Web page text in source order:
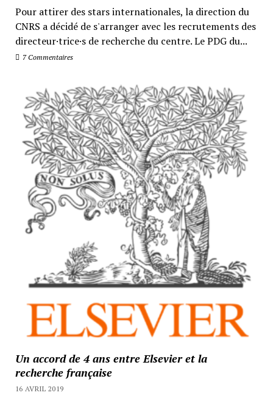
Pour attirer des stars internationales, la direction du
CNRS a décidé de s'arranger avec les recrutements des
directeur·trice·s de recherche du centre. Le PDG du...
7 Commentaires
Un accord de 4 ans entre Elsevier et la
recherche française
16 AVRIL 2019